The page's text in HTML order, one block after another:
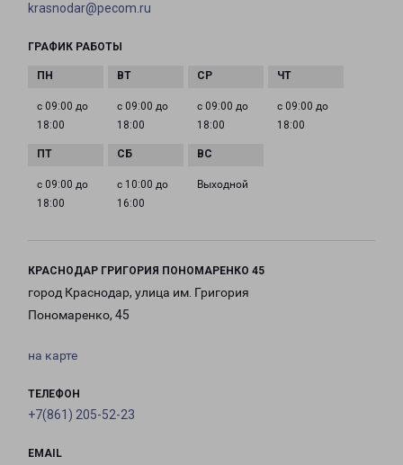
krasnodar@pecom.ru
ГРАФИК РАБОТЫ
с 09:00 до
18:00
с 09:00 до
18:00
с 09:00 до
18:00
с 09:00 до
18:00
с 09:00 до
18:00
с 10:00 до
16:00
Выходной
КРАСНОДАР ГРИГОРИЯ ПОНОМАРЕНКО 45
город Краснодар, улица им. Григория
Пономаренко, 45
на карте
ТЕЛЕФОН
+7(861) 205-52-23
EMAIL